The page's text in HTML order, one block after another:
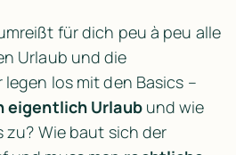
für dich peu à peu alle
Urlaub und die
los mit den Basics –
eigentlich Urlaub und wie
Wie baut sich der